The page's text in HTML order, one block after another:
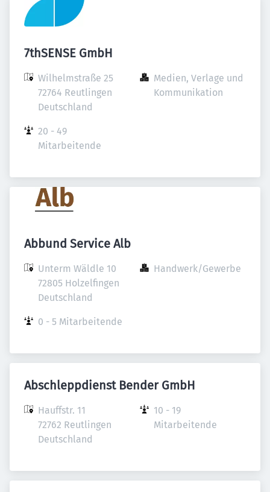
7thSENSE GmbH
Wilhelmstraße 25
72764 Reutlingen
Deutschland
Medien, Verlage und
Kommunikation
20 - 49
Mitarbeitende
Abbund Service Alb
Unterm Wäldle 10
72805 Holzelfingen
Deutschland
Handwerk/Gewerbe
0 - 5 Mitarbeitende
Abschleppdienst Bender GmbH
Hauffstr. 11
72762 Reutlingen
Deutschland
10 - 19
Mitarbeitende